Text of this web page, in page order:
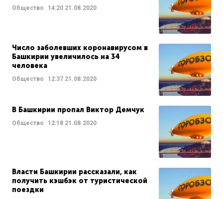
Общество 14:20 21.08.2020
Число заболевших коронавирусом в
Башкирии увеличилось на 34
человека
Общество 12:37 21.08.2020
В Башкирии пропал Виктор Демчук
Общество 12:18 21.08.2020
Власти Башкирии рассказали, как
получить кэшбэк от туристической
поездки